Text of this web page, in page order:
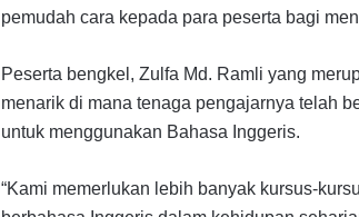
pemudah cara kepada para peserta bagi
Peserta bengkel, Zulfa Md. Ramli yang
menarik di mana tenaga pengajarnya telah
untuk menggunakan Bahasa Inggeris.
“Kami memerlukan lebih banyak kursus-